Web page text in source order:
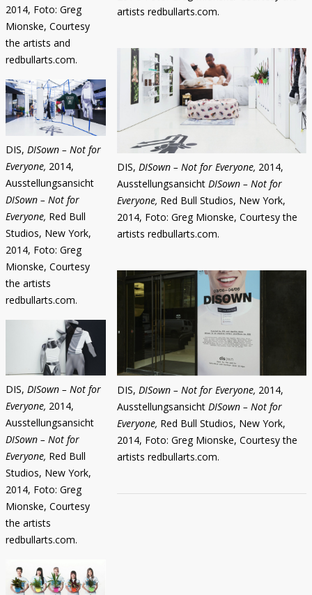
2014, Foto: Greg
Mionske, Courtesy
the artists and
redbullarts.com.
DIS, DISown – Not for
Everyone, 2014,
Ausstellungsansicht
DISown – Not for
Everyone, Red Bull
Studios, New York,
2014, Foto: Greg
Mionske, Courtesy
the artists
redbullarts.com.
DIS, DISown – Not for
Everyone, 2014,
Ausstellungsansicht
DISown – Not for
Everyone, Red Bull
Studios, New York,
2014, Foto: Greg
Mionske, Courtesy
the artists
redbullarts.com.
artists redbullarts.com.
DIS, DISown – Not for Everyone, 2014,
Ausstellungsansicht DISown – Not for
Everyone, Red Bull Studios, New York,
2014, Foto: Greg Mionske, Courtesy the
artists redbullarts.com.
DIS, DISown – Not for Everyone, 2014,
Ausstellungsansicht DISown – Not for
Everyone, Red Bull Studios, New York,
2014, Foto: Greg Mionske, Courtesy the
artists redbullarts.com.